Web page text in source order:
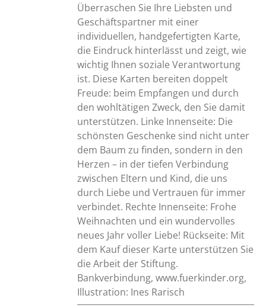
Überraschen Sie Ihre Liebsten und
Geschäftspartner mit einer
individuellen, handgefertigten Karte,
die Eindruck hinterlässt und zeigt, wie
wichtig Ihnen soziale Verantwortung
ist. Diese Karten bereiten doppelt
Freude: beim Empfangen und durch
den wohltätigen Zweck, den Sie damit
unterstützen. Linke Innenseite: Die
schönsten Geschenke sind nicht unter
dem Baum zu finden, sondern in den
Herzen – in der tiefen Verbindung
zwischen Eltern und Kind, die uns
durch Liebe und Vertrauen für immer
verbindet. Rechte Innenseite: Frohe
Weihnachten und ein wundervolles
neues Jahr voller Liebe! Rückseite: Mit
dem Kauf dieser Karte unterstützen Sie
die Arbeit der Stiftung.
Bankverbindung, www.fuerkinder.org,
Illustration: Ines Rarisch